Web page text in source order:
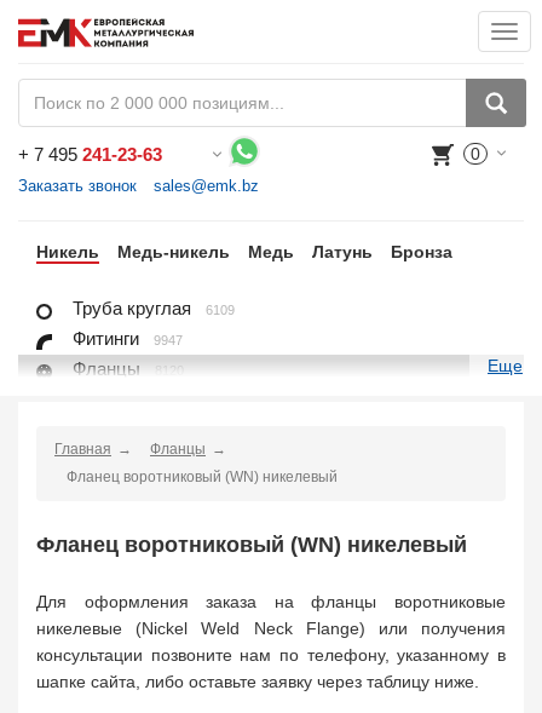
+ 7 495 241-23-63
Заказать звонок sales@emk.bz
0
Никель Медь-никель Медь Латунь Бронза
Труба круглая 6109
Фитинги 9947
Фланцы 8120
Круг 1404
Квадрат
Поковка 35
Еще
Главная
Фланцы
Фланец воротниковый (WN) никелевый
Фланец воротниковый (WN) никелевый
Для оформления заказа на фланцы воротниковые
никелевые (Nickel Weld Neck Flange) или получения
консультации позвоните нам по телефону, указанному в
шапке сайта, либо оставьте заявку через таблицу ниже.